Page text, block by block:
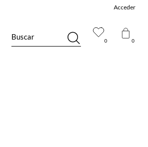
0 0
Buscar
Acceder